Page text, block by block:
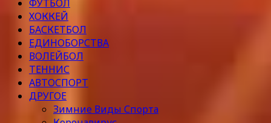
ФУТБОЛ
ХОККЕЙ
БАСКЕТБОЛ
ЕДИНОБОРСТВА
ВОЛЕЙБОЛ
ТЕННИС
АВТОСПОРТ
ДРУГОЕ
Зимние Виды Спорта